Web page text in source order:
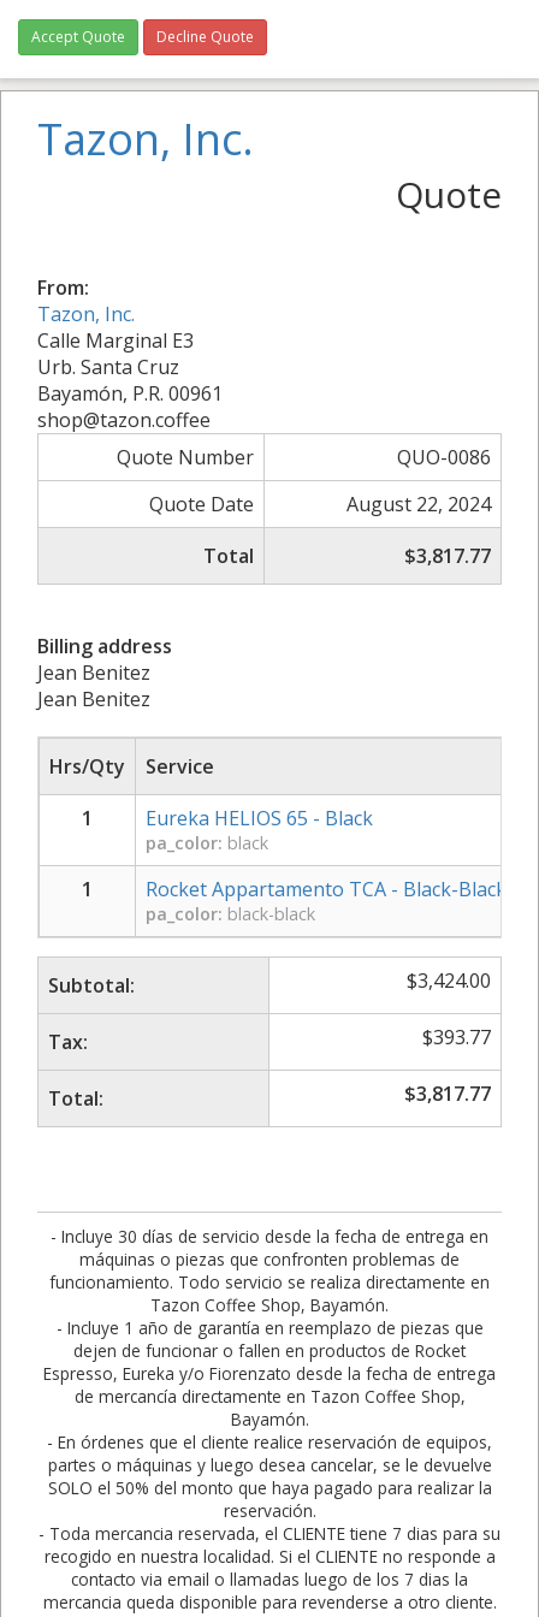
Accept Quote Decline Quote
Tazon, Inc.
Quote
From:
Tazon, Inc.
Calle Marginal E3
Urb. Santa Cruz
Bayamón, P.R. 00961
shop@tazon.coffee
Quote Number
QUO-0086
Quote Date
August 22, 2024
Total
$3,817.77
Billing address
Jean Benitez
Jean Benitez
Hrs/Qty Service
1
Eureka HELIOS 65 - Black
pa_color: black
1 Rocket Appartamento TCA - Black-Black
pa_color: black-black
Subtotal: $3,424.00
Tax: $393.77
Total: $3,817.77
- Incluye 30 días de servicio desde la fecha de entrega en
máquinas o piezas que confronten problemas de
funcionamiento. Todo servicio se realiza directamente en
Tazon Coffee Shop, Bayamón.
- Incluye 1 año de garantía en reemplazo de piezas que
dejen de funcionar o fallen en productos de Rocket
Espresso, Eureka y/o Fiorenzato desde la fecha de entrega
de mercancía directamente en Tazon Coffee Shop,
Bayamón.
- En órdenes que el cliente realice reservación de equipos,
partes o máquinas y luego desea cancelar, se le devuelve
SOLO el 50% del monto que haya pagado para realizar la
reservación.
- Toda mercancia reservada, el CLIENTE tiene 7 dias para su
recogido en nuestra localidad. Si el CLIENTE no responde a
contacto via email o llamadas luego de los 7 dias la
mercancia queda disponible para revenderse a otro cliente.